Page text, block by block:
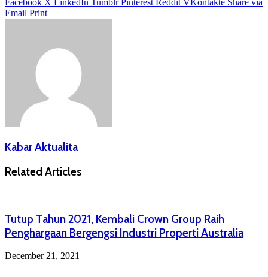
Email Print
Kabar Aktualita
Related Articles
Tutup Tahun 2021, Kembali Crown Group Raih
Penghargaan Bergengsi Industri Properti Australia
December 21, 2021